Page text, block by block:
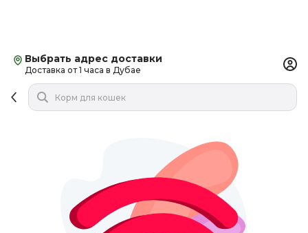
Выбрать адрес доставки
Доставка от 1 часа в Дубае